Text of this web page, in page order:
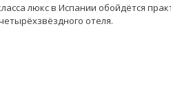
люкс в Испании обойдётся
отеля.